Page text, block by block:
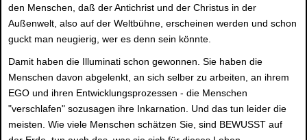
den Menschen, daß der Antichrist und der Christus in der
Außenwelt, also auf der Weltbühne, erscheinen werden und schon
guckt man neugierig, wer es denn sein könnte.
Damit haben die Illuminati schon gewonnen. Sie haben die
Menschen davon abgelenkt, an sich selber zu arbeiten, an ihrem
EGO und ihren Entwicklungsprozessen - die Menschen
"verschlafen" sozusagen ihre Inkarnation. Und das tun leider die
meisten. Wie viele Menschen schätzen Sie, sind BEWUSST auf